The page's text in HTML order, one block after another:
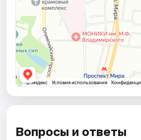
Вопросы и ответы